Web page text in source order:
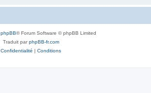
phpBB® Forum Software © phpBB Limited
Traduit parphpBB-fr.com
Confidentialité | Conditions